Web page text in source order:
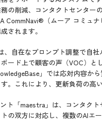
の削減、コンタクトセンター
CommNavi® （ムーア コミュ
されます。
、自在なプロンプト調整で自
ード上で顧客の声（VOC）
」では応対内容か
。これにより、更新負荷の高
ト「maestra」は、コンタク
の双方に対応し、複数のAIエ